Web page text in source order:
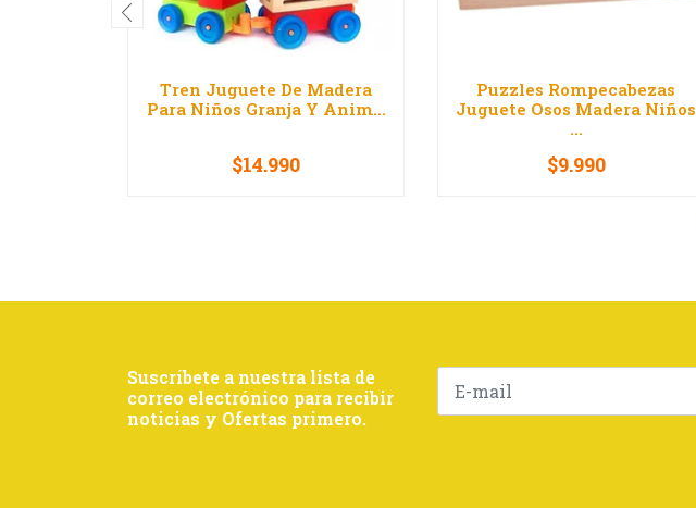
Tren Juguete De Madera
Para Niños Granja Y Anim...
+
$14.990
Puzzles Rompecabezas
Juguete Osos Madera Niños
...
+
$9.990
Suscríbete a nuestra lista de
correo electrónico para recibir
noticias y Ofertas primero.